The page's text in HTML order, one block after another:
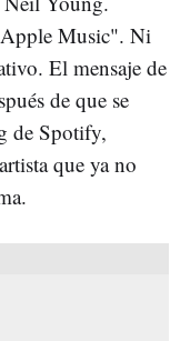
Apple Music". Ni
El mensaje de
de que se
de Spotify,
que ya no